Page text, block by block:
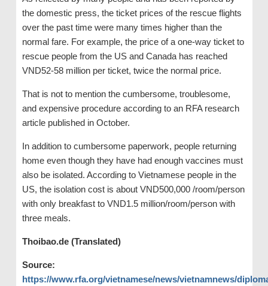
the domestic press, the ticket prices of the rescue flights
over the past time were many times higher than the
normal fare. For example, the price of a one-way ticket to
rescue people from the US and Canada has reached
VND52-58 million per ticket, twice the normal price.
That is not to mention the cumbersome, troublesome,
and expensive procedure according to an RFA research
article published in October.
In addition to cumbersome paperwork, people returning
home even though they have had enough vaccines must
also be isolated. According to Vietnamese people in the
US, the isolation cost is about VND500,000 /room/person
with only breakfast to VND1.5 million/room/person with
three meals.
Thoibao.de (Translated)
Source:
https://www.rfa.org/vietnamese/news/vietnamnews/